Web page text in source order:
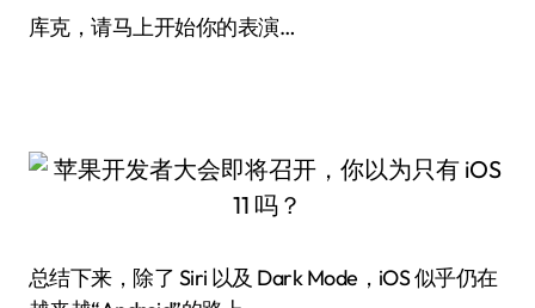
库克，请马上开始你的表演…
总结下来，除了 Siri 以及 Dark Mode，iOS 似乎仍在